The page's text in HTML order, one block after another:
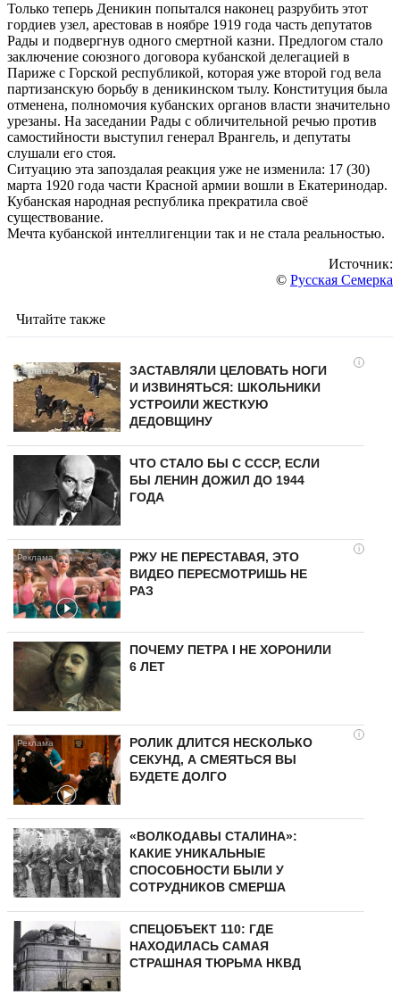
Только теперь Деникин попытался наконец разрубить этот
гордиев узел, арестовав в ноябре 1919 года часть депутатов
Рады и подвергнув одного смертной казни. Предлогом стало
заключение союзного договора кубанской делегацией в
Париже с Горской республикой, которая уже второй год вела
партизанскую борьбу в деникинском тылу. Конституция была
отменена, полномочия кубанских органов власти значительно
урезаны. На заседании Рады с обличительной речью против
самостийности выступил генерал Врангель, и депутаты
слушали его стоя.
Ситуацию эта запоздалая реакция уже не изменила: 17 (30)
марта 1920 года части Красной армии вошли в Екатеринодар.
Кубанская народная республика прекратила своё
существование.
Мечта кубанской интеллигенции так и не стала реальностью.
Источник:
© Русская Семерка
Читайте также
i
ЗАСТАВЛЯЛИ ЦЕЛОВАТЬ НОГИ
И ИЗВИНЯТЬСЯ: ШКОЛЬНИКИ
УСТРОИЛИ ЖЕСТКУЮ
ДЕДОВЩИНУ
ЧТО СТАЛО БЫ С СССР, ЕСЛИ
БЫ ЛЕНИН ДОЖИЛ ДО 1944
ГОДА
i
РЖУ НЕ ПЕРЕСТАВАЯ, ЭТО
ВИДЕО ПЕРЕСМОТРИШЬ НЕ
РАЗ
ПОЧЕМУ ПЕТРА I НЕ ХОРОНИЛИ
6 ЛЕТ
i
РОЛИК ДЛИТСЯ НЕСКОЛЬКО
СЕКУНД, А СМЕЯТЬСЯ ВЫ
БУДЕТЕ ДОЛГО
«ВОЛКОДАВЫ СТАЛИНА»:
КАКИЕ УНИКАЛЬНЫЕ
СПОСОБНОСТИ БЫЛИ У
СОТРУДНИКОВ СМЕРША
СПЕЦОБЪЕКТ 110: ГДЕ
НАХОДИЛАСЬ САМАЯ
СТРАШНАЯ ТЮРЬМА НКВД